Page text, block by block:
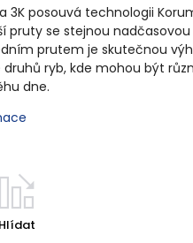
3K posouvá technologii
pruty se stejnou
prutem je skutečnou
ryb, kde mohou být
dne.
Hlídat